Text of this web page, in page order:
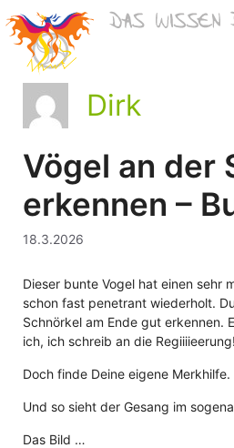
Inhalt
springen
Dirk
Vögel an der
erkennen –
18.3.2026
Dieser bunte Vogel hat einen sehr
schon fast penetrant wiederholt.
Schnörkel am Ende gut erkennen.
ich, ich schreib an die
Doch finde Deine eigene Merkhilfe.
Und so sieht der Gesang im
Das Bild …